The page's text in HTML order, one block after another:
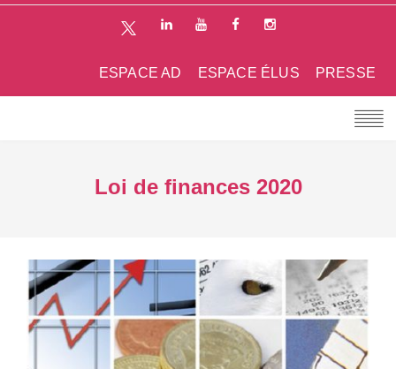
PRESSE
ESPACE ÉLUS
ESPACE AD
Loi de finances 2020